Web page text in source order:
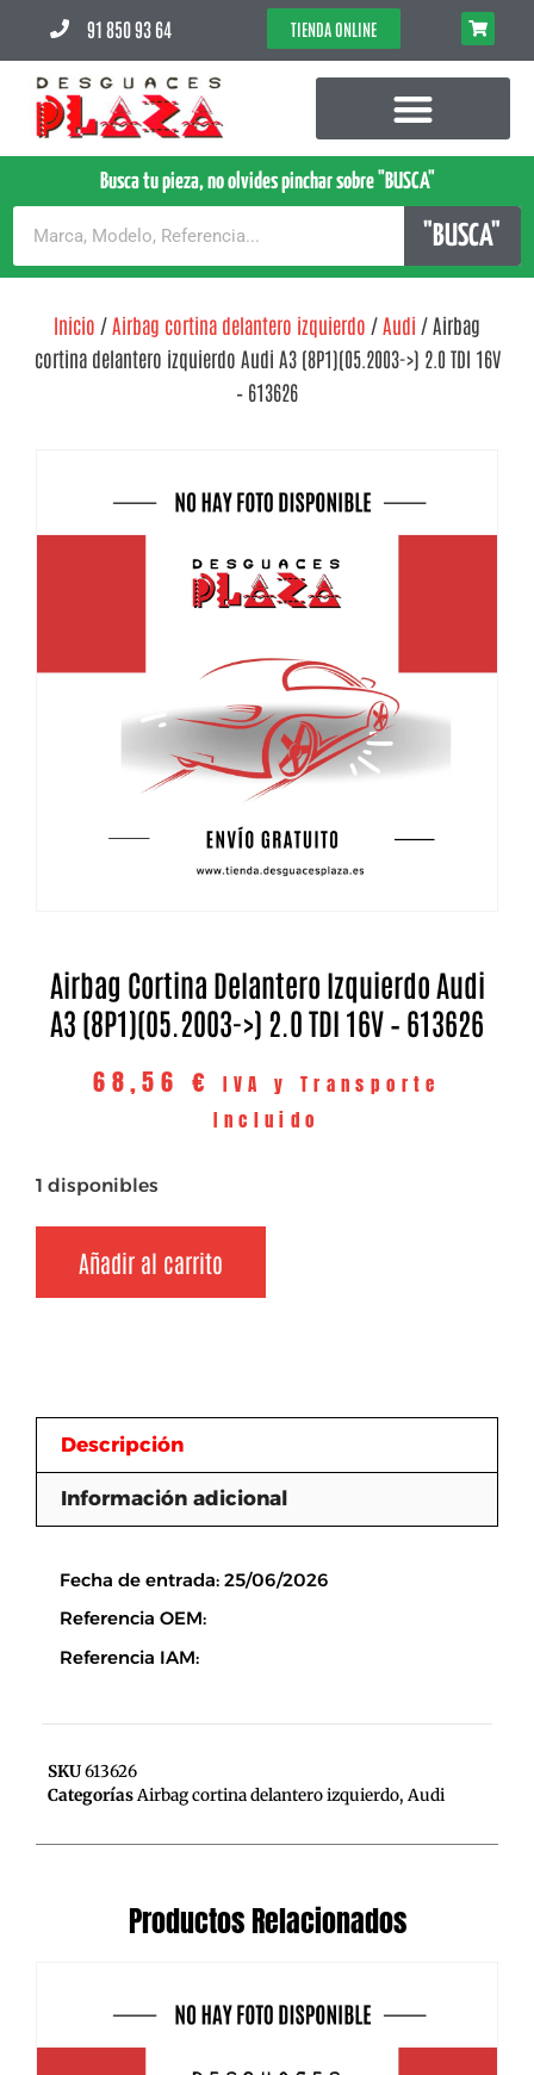
91 850 93 64 TIENDA ONLINE
Busca tu pieza, no olvides pinchar sobre "BUSCA"
"BUSCA"
Inicio / Airbag cortina delantero izquierdo / Audi / Airbag
cortina delantero izquierdo Audi A3 (8P1)(05.2003->) 2.0 TDI 16V
– 613626
Airbag Cortina Delantero Izquierdo Audi
A3 (8P1)(05.2003->) 2.0 TDI 16V – 613626
68,56 €
IVA y Transporte
Incluido
1 disponibles
Añadir al carrito
Descripción
Información adicional
Fecha de entrada: 25/06/2026
Referencia OEM:
Referencia IAM:
SKU613626
CategoríasAirbag cortina delantero izquierdo, Audi
Productos Relacionados